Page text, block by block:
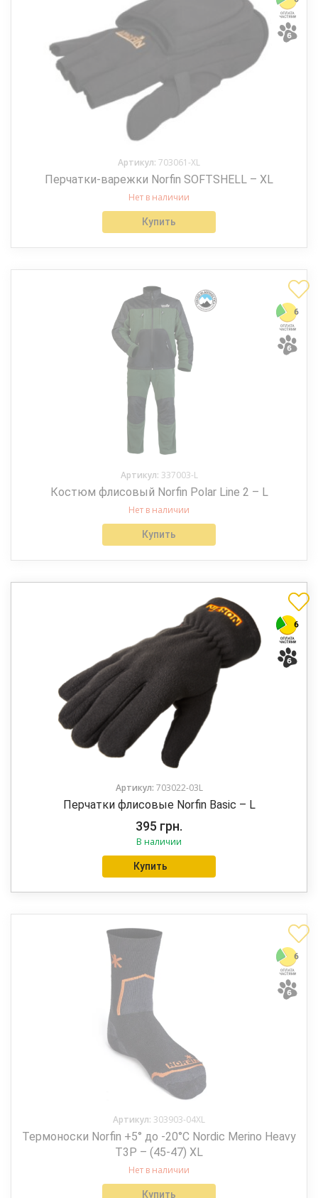
Артикул: 703061-XL
Перчатки-варежки Norfin SOFTSHELL – XL
Нет в наличии
Купить
Артикул: 337003-L
Костюм флисовый Norfin Polar Line 2 – L
Нет в наличии
Купить
Артикул: 703022-03L
Перчатки флисовые Norfin Basic – L
395 грн.
В наличии
Купить
Артикул: 303903-04XL
Термоноски Norfin +5° до -20°C Nordic Merino Heavy
T3P – (45-47) XL
Нет в наличии
Купить